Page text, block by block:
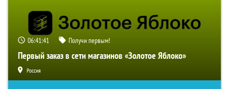
06:41:40 Получи первым!
Первый заказ в сети магазинов «Золотое Яблоко»
Россия